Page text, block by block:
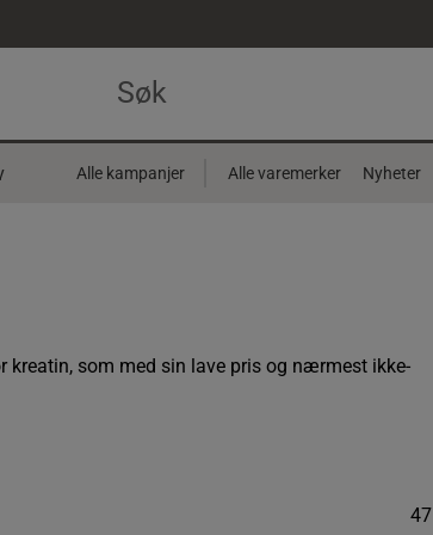
Alle kampanjer Alle varemerker Nyheter
kreatin, som med sin lave pris og nærmest ikke-
47